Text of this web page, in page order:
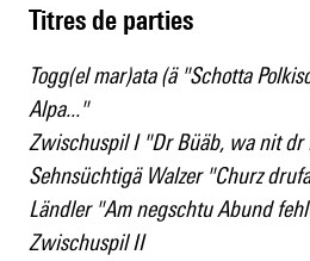
Titres de parties
Togg(el mar)ata (ä "Schotta
Alpa..."
Zwischuspil I "Dr Büäb, wa nit dr
Sehnsüchtigä Walzer "Churz
Ländler "Am negschtu Abund
Zwischuspil II